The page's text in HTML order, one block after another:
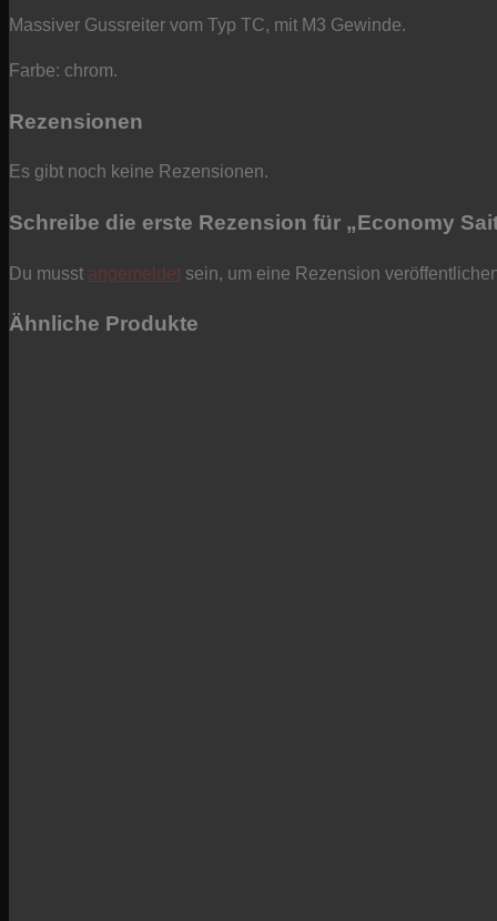
Menge
Massiver Gussreiter vom Typ TC, mit M3 Gewinde.
Farbe: chrom.
Rezensionen
Es gibt noch keine Rezensionen.
Schreibe die erste Rezension für „Economy
Du musst angemeldet sein, um eine Rezension
Ähnliche Produkte